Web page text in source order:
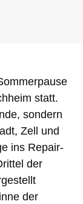
statt.
sondern
Zell und
ins Repair-
der
der